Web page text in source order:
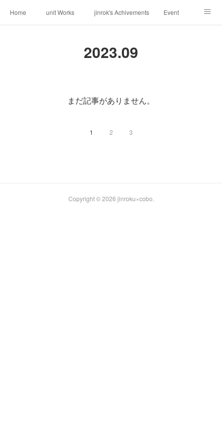
Home unit Works jinrok's Achivements Event
2023.09
まだ記事がありません。
1 2 3
Copyright ©2026 jinroku×cobo.